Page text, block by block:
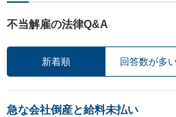
不当解雇の法律Q&A
新着順 回答数が多
急な会社倒産と給料未払い